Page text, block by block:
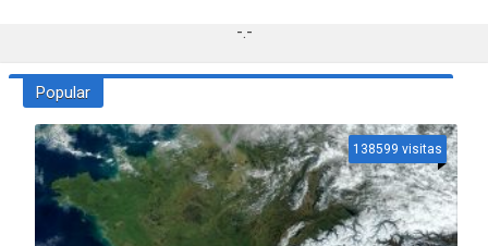
-.-
Popular
138599 visitas